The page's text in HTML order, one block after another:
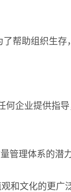
帮助组织生存
企业提供指
理体系的潜
文化的更广